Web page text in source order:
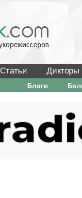
Статьи Дикторы
Блоги